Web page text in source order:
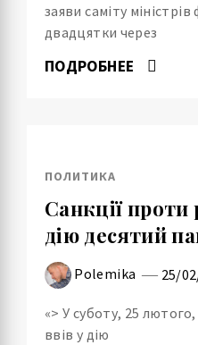
заяви саміту
двадцятки через
ПОДРОБНЕЕ
ПОЛИТИКА
Санкції
дію десятий
Polemika 25/
«> У суботу, 25
ввів у дію